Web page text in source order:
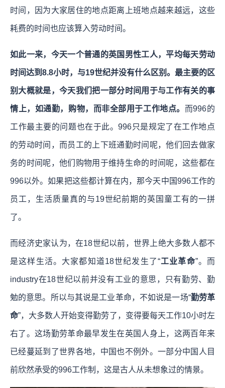
时间，因为大家居住的地点距离上班地点越来越远，这些
耗费的时间也应该算入劳动时间。
如此一来，今天一个普通的英国男性工人，平均每天劳动
时间达到8.8小时，与19世纪并没有什么区别。最主要的区
别大概就是，今天我们把一部分时间用于与工作有关的事
情上，如通勤，购物，而非全部用于工作地点。 而996的
工作最主要的问题也在于此。996只是规定了在工作地点
的劳动时间，而员工的上下班通勤时间呢，他们回去做家
务的时间呢，他们购物用于维持生命的时间呢，这些都在
996以外。如果把这些都计算在内，那今天中国996工作的
员工，生活质量真的与19世纪前期的英国童工有的一拼
了。
而经济史家认为，在18世纪以前，世界上绝大多数人都不
是这样生活。大家都知道18世纪发生了“工业革命”。而
industry在18世纪以前并没有工业的意思，只有勤劳、勤
勉的意思。所以与其说是工业革命，不如说是一场“勤劳革
命”，大多数人开始变得勤劳了，变得要每天工作10小时左
右了。这场勤劳革命最早发生在英国人身上，这两百年来
已经蔓延到了世界各地，中国也不例外。一部分中国人目
前欣然承受的996工作制，这是古人从未想象过的情景。